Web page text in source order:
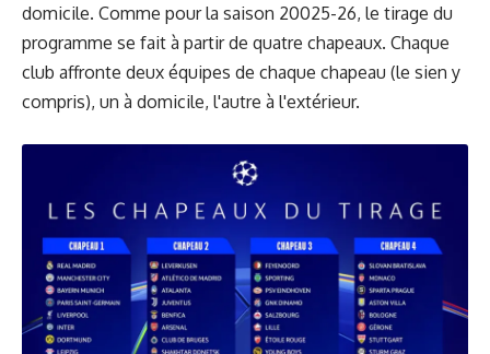
domicile. Comme pour la saison 20025-26, le tirage du
programme se fait à partir de quatre chapeaux. Chaque
club affronte deux équipes de chaque chapeau (le sien y
compris), un à domicile, l'autre à l'extérieur.